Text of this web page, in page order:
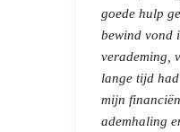
goede hulp
bewind vond
verademing,
lange tijd had
mijn
ademhaling